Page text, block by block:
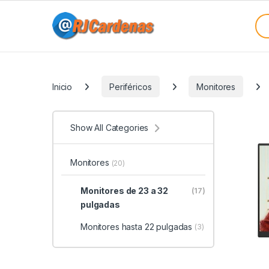
Inicio Periféricos Monitores
Show All Categories
Monitores (20)
Monitores de 23 a 32
pulgadas
(17)
Monitores hasta 22 pulgadas (3)